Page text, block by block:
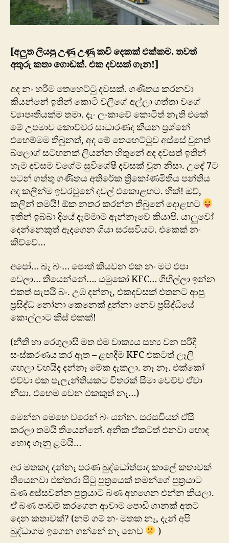
[අලුත ලියපු උණු උණු කවි දෙකක් එක්කම. තවත්
අතුරු කතා ගොඩක්. එක දවසක් ගැන!]
අද නං හරිම තෙහෙට්ටු දවසක්. ගණිතය කරනවා
කියන්නේ ඉතින් කොටි වලිගේ අල්ලා ගත්‍තා වගේ
ව්‍යාපෘතියක්ම තමා. දැං ලංකාවේ කොටිත් නැති එකේ
‍මේ උපමාව කොච්චර සාධාරණද කියන ප්‍රශ්නේ
එහෙම්මම තිබුනත්, අද මේ තෙහෙට්ටුව අස්සේ වුනත්
බ්ලොග් සටහනක් ලියන්න හිතුනේ අද දවසත් ඉතින්
හැම දවසම වගේම සුවිශේෂී දවසක් වුන නිසා. උදේ 7ට
පටන් ගත්තු ගණිතය අතිරේක ත්‍රිකෝණමිතිය පන්තිය
අද කලින්ම ඉවරවුනේ දවල් එකොළහට. හික්! ඔව්,
කලින් තමයි! ඕක නතර කරන්න තිබුනේ දොළහට
ඉතින් ඉබ්බා දියේ දැම්මා‍ම ඇන්නෑවේ කියාපි. යාලුවෝ
දෙන්නෙකුත් ඇදගෙන ගියා සරසවියට. එකෙක් නං
කිව්වේ…
අ‍පෝ… බෑ බං… පොත් කියවන එක නං මට එපා
වෙලා… තියෙන්නේ…. යමුකෝ KFC… ගිහිල්ලා ඉන්න
එකත් සැපයි බං. උඹ දන්නෑ, එකදවසක් එතනට ආපු
ප්‍රසිද්ධ නෝනා කෙනෙක් දුන්නා නෙව ප්‍රසිද්ධියේ
කොල්ලාට කිස් එකක්!
(නීති හා රෙගුලාසි මත එම වාක්‍යය සභ්‍ය වන පරිදි
සංස්කරණය කර ඇත – ළඟදීම KFC එකටත් ලෑලි
ගහලා වහයිද දන්නෑ මේක දැකලා. නෑ නෑ. එක්කෝ
එව්වා එක පැලැන්තියකට විතරක් සීමා වෙච්ච ඒවා
නිසා. එහෙම වෙන එකකුත් නෑ…)
මෙන්න මෙහෙ වරෙන් බං යන්න. සරසවියත් ඒසී
කරලා තමයි තියෙන්නේ. අනික ඒකටත් එනවා හොඳ
හොඳ ගෑනු ළමයි…
අර මතකද දන්නෑ පරණ බුද්ධෝත්පාද කාලේ කතාවක්
තියෙනවා එක්තරා සිටු පුත්‍රයෙක් තමන්ගේ පුත්‍රයාට
බණ අස්සවන්න පුත්‍රයාට බණ අහගෙන එන්න කියලා.
ඒ බණ පාඩම් කරගෙන ආවාම පොඩි ගානක් අතට
දෙන කතාවක්? (නම් ගම් නං මතක නෑ, දැන් අපි
බුද්ධාගම ඉගෙන ගන්නේ නෑ නෙව
)